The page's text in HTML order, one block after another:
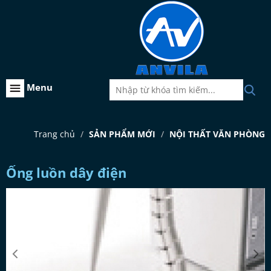
Menu
Trang chủ SẢN PHẨM MỚI NỘI THẤT VĂN PHÒNG
Ống luồn dây điện